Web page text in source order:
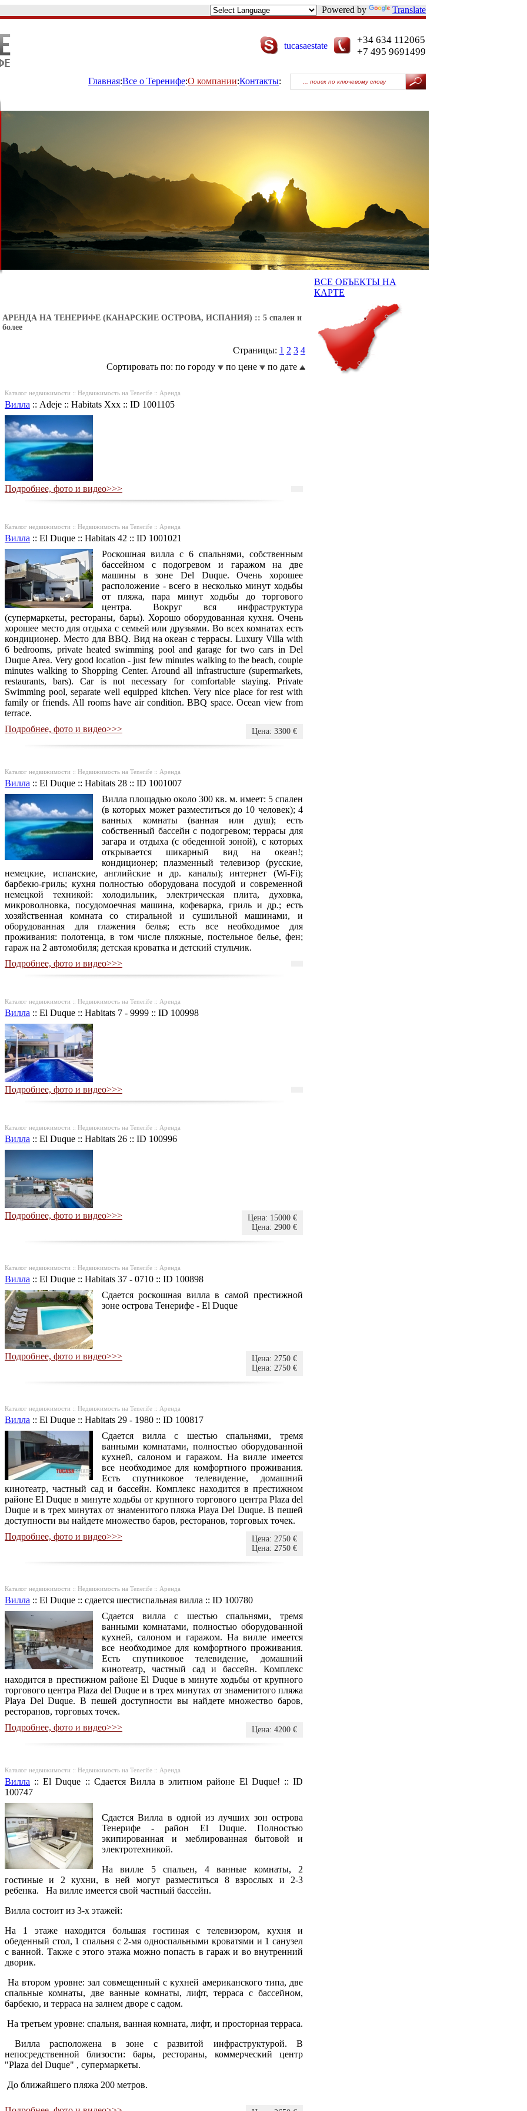
Powered by Translate
tucasaestate
+34 634 112065
+7 495 9691499
Главная:Все о Теренифе:О компании:Контакты:
АРЕНДА НА ТЕНЕРИФЕ (КАНАРСКИЕ ОСТРОВА, ИСПАНИЯ) :: 5 спален и
более
Страницы: 1 2 3 4
Сортировать по: по городу
по цене по дате
Каталог недвижимости :: Недвижимость на Tenerife :: Аренда
Вилла :: Adeje :: Habitats Xxx :: ID 1001105
Подробнее, фото и видео>>>
Каталог недвижимости :: Недвижимость на Tenerife :: Аренда
Вилла :: El Duque :: Habitats 42 :: ID 1001021
Роскошная вилла с 6 спальнями, собственным
бассейном с подогревом и гаражом на две
машины в зоне Del Duque. Очень хорошее
расположение - всего в несколько минут ходьбы
от пляжа, пара минут ходьбы до торгового
центра. Вокруг вся инфраструктура
(супермаркеты, рестораны, бары). Хорошо оборудованная кухня. Очень
хорошее место для отдыха с семьей или друзьями. Во всех комнатах есть
кондиционер. Место для BBQ. Вид на океан с террасы. Luxury Villa with
6 bedrooms, private heated swimming pool and garage for two cars in Del
Duque Area. Very good location - just few minutes walking to the beach, couple
minutes walking to Shopping Center. Around all infrastructure (supermarkets,
restaurants, bars). Car is not necessary for comfortable staying. Private
Swimming pool, separate well equipped kitchen. Very nice place for rest with
family or friends. All rooms have air condition. BBQ space. Ocean view from
terrace.
Подробнее, фото и видео>>>
Цена: 3300 €
Каталог недвижимости :: Недвижимость на Tenerife :: Аренда
Вилла :: El Duque :: Habitats 28 :: ID 1001007
Вилла площадью около 300 кв. м. имеет: 5 спален
(в которых может разместиться до 10 человек); 4
ванных комнаты (ванная или душ); есть
собственный бассейн с подогревом; террасы для
загара и отдыха (с обеденной зоной), с которых
открывается шикарный вид на океан!;
кондиционер; плазменный телевизор (русские,
немецкие, испанские, английские и др. каналы); интернет (Wi-Fi);
барбекю-гриль; кухня полностью оборудована посудой и современной
немецкой техникой: холодильник, электрическая плита, духовка,
микроволновка, посудомоечная машина, кофеварка, гриль и др.; есть
хозяйственная комната со стиральной и сушильной машинами, и
оборудованная для глажения белья; есть все необходимое для
проживания: полотенца, в том числе пляжные, постельное белье, фен;
гараж на 2 автомобиля; детская кроватка и детский стульчик.
Подробнее, фото и видео>>>
Каталог недвижимости :: Недвижимость на Tenerife :: Аренда
Вилла :: El Duque :: Habitats 7 - 9999 :: ID 100998
Подробнее, фото и видео>>>
Каталог недвижимости :: Недвижимость на Tenerife :: Аренда
Вилла :: El Duque :: Habitats 26 :: ID 100996
Подробнее, фото и видео>>>
Цена: 15000 €
Цена: 2900 €
Каталог недвижимости :: Недвижимость на Tenerife :: Аренда
Вилла :: El Duque :: Habitats 37 - 0710 :: ID 100898
Сдается роскошная вилла в самой престижной
зоне острова Тенерифе - El Duque
Подробнее, фото и видео>>>
Цена: 2750 €
Цена: 2750 €
Каталог недвижимости :: Недвижимость на Tenerife :: Аренда
Вилла :: El Duque :: Habitats 29 - 1980 :: ID 100817
Сдается вилла с шестью спальнями, тремя
ванными комнатами, полностью оборудованной
кухней, салоном и гаражом. На вилле имеется
все необходимое для комфортного проживания.
Есть спутниковое телевидение, домашний
кинотеатр, частный сад и бассейн. Комплекс находится в престижном
районе El Duque в минуте ходьбы от крупного торгового центра Plaza del
Duque и в трех минутах от знаменитого пляжа Playa Del Duque. В пешей
доступности вы найдете множество баров, ресторанов, торговых точек.
Подробнее, фото и видео>>>
Цена: 2750 €
Цена: 2750 €
Каталог недвижимости :: Недвижимость на Tenerife :: Аренда
Вилла :: El Duque :: сдается шестиспальная вилла :: ID 100780
Сдается вилла с шестью спальнями, тремя
ванными комнатами, полностью оборудованной
кухней, салоном и гаражом. На вилле имеется
все необходимое для комфортного проживания.
Есть спутниковое телевидение, домашний
кинотеатр, частный сад и бассейн. Комплекс
находится в престижном районе El Duque в минуте ходьбы от крупного
торгового центра Plaza del Duque и в трех минутах от знаменитого пляжа
Playa Del Duque. В пешей доступности вы найдете множество баров,
ресторанов, торговых точек.
Подробнее, фото и видео>>>
Цена: 4200 €
Каталог недвижимости :: Недвижимость на Tenerife :: Аренда
Вилла ::El Duque :: Сдается Вилла в элитном районе El Duque! ::ID
100747
Сдается Вилла в одной из лучших зон острова
Тенерифе - район El Duque. Полностью
экипированная и меблированная бытовой и
электротехникой.
На вилле 5 спальен, 4 ванные комнаты, 2
гостиные и 2 кухни, в ней могут разместиться 8 взрослых и 2-3
ребенка. На вилле имеется свой частный бассейн.
Вилла состоит из 3-х этажей:
На 1 этаже находится большая гостиная с телевизором, кухня и
обеденный стол, 1 спальня с 2-мя односпальными кроватями и 1 санузел
с ванной. Также с этого этажа можно попасть в гараж и во внутренний
дворик.
На втором уровне: зал совмещенный с кухней американского типа, две
спальные комнаты, две ванные комнаты, лифт, терраса с бассейном,
барбекю, и терраса на залнем дворе с садом.
На третьем уровне: спальня, ванная комната, лифт, и просторная терраса.
Вилла расположена в зоне с развитой инфраструктурой. В
непосредственной близости: бары, рестораны, коммерческий центр
"Plaza del Duque" , супермаркеты.
До ближайшего пляжа 200 метров.
ВСЕ ОБЪЕКТЫ НА
КАРТЕ